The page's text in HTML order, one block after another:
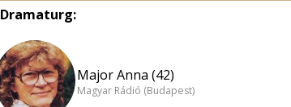
Dramaturg:
Major Anna (42)
Magyar Rádió (Budapest)